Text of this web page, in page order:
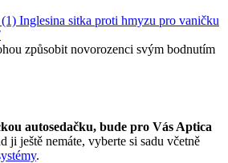
Inglesina sitka proti hmyzu pro vaničku
způsobit novorozenci svým bodnutím
autosedačku, bude pro Vás Aptica
ji ještě nemáte, vyberte si sadu včetně
.